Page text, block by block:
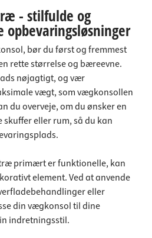
- stilfulde og
opbevaringsløsninger
bør du først og fremmest
rette størrelse og bæreevne.
nøjagtigt, og vær
vægt, som vægkonsollen
du overveje, om du ønsker en
eller rum, så du kan
primært er funktionelle, kan
element. Ved at anvende
eller
din vægkonsol til dine
indretningsstil.